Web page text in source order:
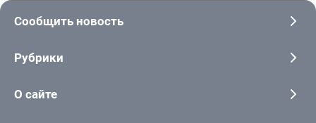
Сообщить новость
Рубрики
О сайте